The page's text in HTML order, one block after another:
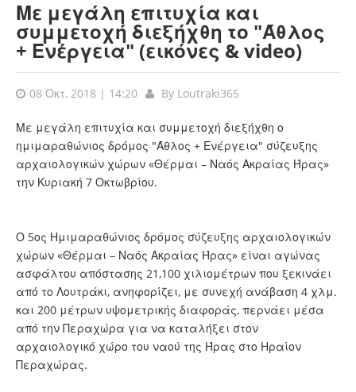
Με μεγάλη επιτυχία και
συμμετοχή διεξήχθη το "Άθλος
+ Ενέργεια" (εικόνες & video)
08 Οκτ, 2018 | 14:20 By Loutraki365
Με μεγάλη επιτυχία και συμμετοχή διεξήχθη ο
ημιμαραθώνιος δρόμος "Άθλος + Ενέργεια" σύζευξης
αρχαιολογικών χώρων «Θέρμαι – Ναός Ακραίας Ήρας»
την Κυριακή 7 Οκτωβρίου.
Ο 5ος Ημιμαραθώνιος δρόμος σύζευξης αρχαιολογικών
χώρων «Θέρμαι – Ναός Ακραίας Ήρας» είναι αγώνας
ασφάλτου απόστασης 21,100 χιλιομέτρων που ξεκινάει
από το Λουτράκι, ανηφορίζει, με συνεχή ανάβαση 4 χλμ.
και 200 μέτρων υψομετρικής διαφοράς, περνάει μέσα
από την Περαχώρα για να καταλήξει στον
αρχαιολογικό χώρο του ναού της Ήρας στο Ηραίον
Περαχώρας.